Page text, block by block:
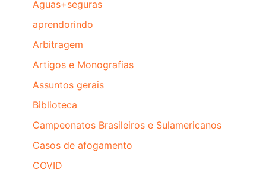
Aguas+seguras
aprendorindo
Arbitragem
Artigos e Monografias
Assuntos gerais
Biblioteca
Campeonatos Brasileiros e Sulamericanos
Casos de afogamento
COVID